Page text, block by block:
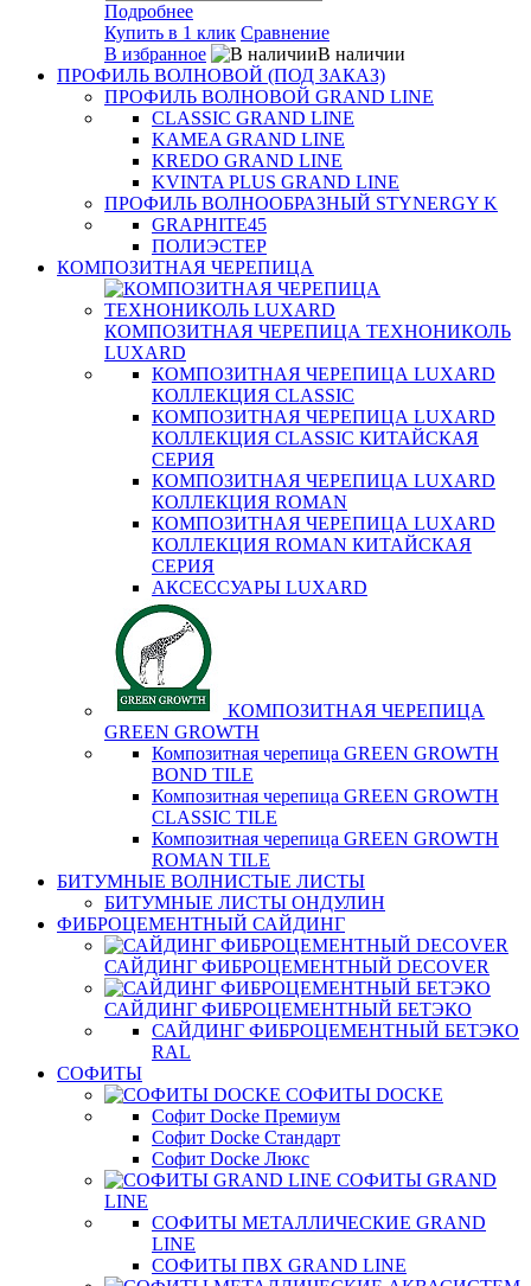
Подробнее
Купить в 1 клик Сравнение
В избранное
В наличии
ПРОФИЛЬ ВОЛНОВОЙ (ПОД ЗАКАЗ)
ПРОФИЛЬ ВОЛНОВОЙ GRAND LINE
CLASSIC GRAND LINE
KAMEA GRAND LINE
KREDO GRAND LINE
KVINTA PLUS GRAND LINE
ПРОФИЛЬ ВОЛНООБРАЗНЫЙ STYNERGY K
GRAPHITE45
ПОЛИЭСТЕР
КОМПОЗИТНАЯ ЧЕРЕПИЦА
КОМПОЗИТНАЯ ЧЕРЕПИЦА ТЕХНОНИКОЛЬ
LUXARD
КОМПОЗИТНАЯ ЧЕРЕПИЦА LUXARD
КОЛЛЕКЦИЯ CLASSIC
КОМПОЗИТНАЯ ЧЕРЕПИЦА LUXARD
КОЛЛЕКЦИЯ CLASSIC КИТАЙСКАЯ
СЕРИЯ
КОМПОЗИТНАЯ ЧЕРЕПИЦА LUXARD
КОЛЛЕКЦИЯ ROMAN
КОМПОЗИТНАЯ ЧЕРЕПИЦА LUXARD
КОЛЛЕКЦИЯ ROMAN КИТАЙСКАЯ
СЕРИЯ
АКСЕССУАРЫ LUXARD
КОМПОЗИТНАЯ ЧЕРЕПИЦА
GREEN GROWTH
Композитная черепица GREEN GROWTH
BOND TILE
Композитная черепица GREEN GROWTH
CLASSIC TILE
Композитная черепица GREEN GROWTH
ROMAN TILE
БИТУМНЫЕ ВОЛНИСТЫЕ ЛИСТЫ
БИТУМНЫЕ ЛИСТЫ ОНДУЛИН
ФИБРОЦЕМЕНТНЫЙ САЙДИНГ
САЙДИНГ ФИБРОЦЕМЕНТНЫЙ DECOVER
САЙДИНГ ФИБРОЦЕМЕНТНЫЙ БЕТЭКО
САЙДИНГ ФИБРОЦЕМЕНТНЫЙ БЕТЭКО
RAL
СОФИТЫ
СОФИТЫ DOCKE
Софит Docke Премиум
Софит Docke Стандарт
Софит Docke Люкс
СОФИТЫ GRAND
LINE
СОФИТЫ МЕТАЛЛИЧЕСКИЕ GRAND
LINE
СОФИТЫ ПВХ GRAND LINE